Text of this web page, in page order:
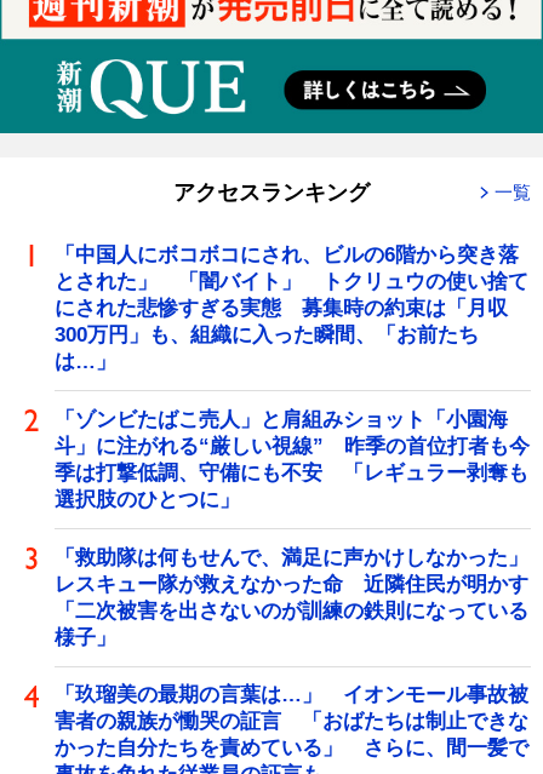
アクセスランキング 一覧
「中国人にボコボコにされ、ビルの6階から突き落
とされた」 「闇バイト」 トクリュウの使い捨て
にされた悲惨すぎる実態 募集時の約束は「月収
300万円」も、組織に入った瞬間、「お前たち
は…」
「ゾンビたばこ売人」と肩組みショット「小園海
斗」に注がれる“厳しい視線” 昨季の首位打者も今
季は打撃低調、守備にも不安 「レギュラー剥奪も
選択肢のひとつに」
「救助隊は何もせんで、満足に声かけしなかった」
レスキュー隊が救えなかった命 近隣住民が明かす
「二次被害を出さないのが訓練の鉄則になっている
様子」
「玖瑠美の最期の言葉は…」 イオンモール事故被
害者の親族が慟哭の証言 「おばたちは制止できな
かった自分たちを責めている」 さらに、間一髪で